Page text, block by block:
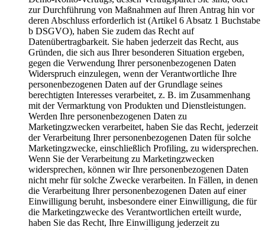
zur Durchführung von Maßnahmen auf Ihren Antrag hin vor
deren Abschluss erforderlich ist (Artikel 6 Absatz 1 Buchstabe
b DSGVO), haben Sie zudem das Recht auf
Datenübertragbarkeit. Sie haben jederzeit das Recht, aus
Gründen, die sich aus Ihrer besonderen Situation ergeben,
gegen die Verwendung Ihrer personenbezogenen Daten
Widerspruch einzulegen, wenn der Verantwortliche Ihre
personenbezogenen Daten auf der Grundlage seines
berechtigten Interesses verarbeitet, z. B. im Zusammenhang
mit der Vermarktung von Produkten und Dienstleistungen.
Werden Ihre personenbezogenen Daten zu
Marketingzwecken verarbeitet, haben Sie das Recht, jederzeit
der Verarbeitung Ihrer personenbezogenen Daten für solche
Marketingzwecke, einschließlich Profiling, zu widersprechen.
Wenn Sie der Verarbeitung zu Marketingzwecken
widersprechen, können wir Ihre personenbezogenen Daten
nicht mehr für solche Zwecke verarbeiten. In Fällen, in denen
die Verarbeitung Ihrer personenbezogenen Daten auf einer
Einwilligung beruht, insbesondere einer Einwilligung, die für
die Marketingzwecke des Verantwortlichen erteilt wurde,
haben Sie das Recht, Ihre Einwilligung jederzeit zu